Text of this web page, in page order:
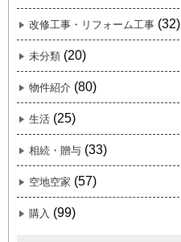
改修工事・リフォーム工事 (32)
未分類 (20)
物件紹介 (80)
生活 (25)
相続・贈与 (33)
空地空家 (57)
購入 (99)